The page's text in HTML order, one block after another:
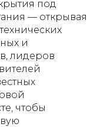
под
— открывая
и
лидеров
чтобы